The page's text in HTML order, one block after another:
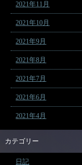
2021年11月
2021年10月
2021年9月
2021年8月
2021年7月
2021年6月
2021年4月
カテゴリー
日記